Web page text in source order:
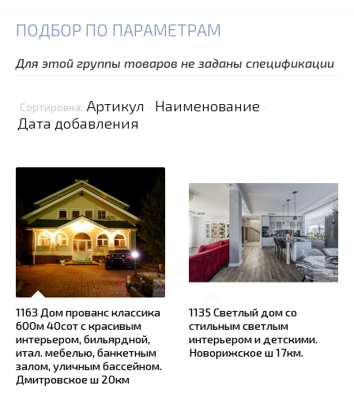
ПОДБОР ПО ПАРАМЕТРАМ
Для этой группы товаров не заданы спецификации
Сортировка: Артикул · Наименование ·
Дата добавления
1163 Дом прованс классика
600м 40сот с красивым
интерьером, бильярдной,
итал. мебелью, банкетным
залом, уличным бассейном.
Дмитровское ш 20км
1135 Светлый дом со
стильным светлым
интерьером и детскими.
Новорижское ш 17км.